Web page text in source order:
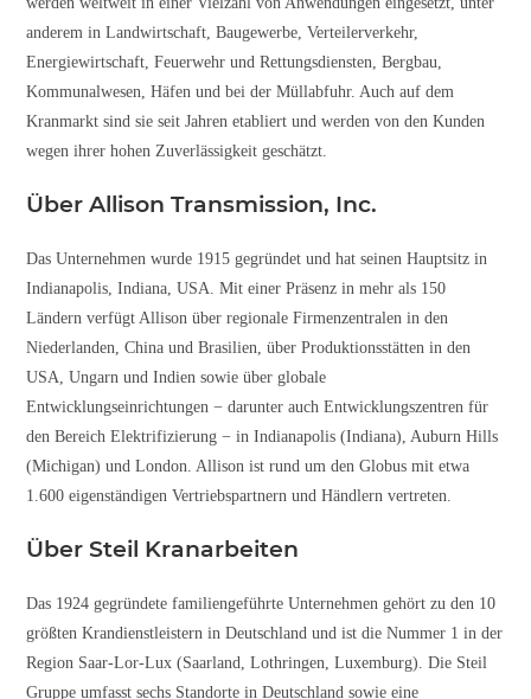
anderem in Landwirtschaft, Baugewerbe, Verteilerverkehr,
Energiewirtschaft, Feuerwehr und Rettungsdiensten, Bergbau,
Kommunalwesen, Häfen und bei der Müllabfuhr. Auch auf dem
Kranmarkt sind sie seit Jahren etabliert und werden von den Kunden
wegen ihrer hohen Zuverlässigkeit geschätzt.
Über Allison Transmission, Inc.
Das Unternehmen wurde 1915 gegründet und hat seinen Hauptsitz in
Indianapolis, Indiana, USA. Mit einer Präsenz in mehr als 150
Ländern verfügt Allison über regionale Firmenzentralen in den
Niederlanden, China und Brasilien, über Produktionsstätten in den
USA, Ungarn und Indien sowie über globale
Entwicklungseinrichtungen − darunter auch Entwicklungszentren für
den Bereich Elektrifizierung − in Indianapolis (Indiana), Auburn Hills
(Michigan) und London. Allison ist rund um den Globus mit etwa
1.600 eigenständigen Vertriebspartnern und Händlern vertreten.
Über Steil Kranarbeiten
Das 1924 gegründete familiengeführte Unternehmen gehört zu den 10
größten Krandienstleistern in Deutschland und ist die Nummer 1 in der
Region Saar-Lor-Lux (Saarland, Lothringen, Luxemburg). Die Steil
Gruppe umfasst sechs Standorte in Deutschland sowie eine